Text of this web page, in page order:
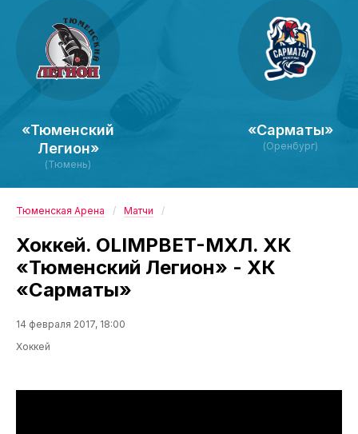
«Тюменский
Легион»
(Тюмень)
«Сарматы»
(Оренбург)
Тюменская Арена Матчи
Хоккей. OLIMPBET-МХЛ. ХК
«Тюменский Легион» - ХК
«Сарматы»
14 февраля 2017, 18:00
Хоккей